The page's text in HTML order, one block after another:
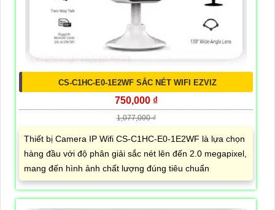
CS-C1HC-E0-1E2WF SẮC NÉT WIFI EZVIZ
750,000 ₫
1,077,000 ₫
Thiết bị Camera IP Wifi CS-C1HC-E0-1E2WF là lựa chọn
hàng đầu với độ phân giải sắc nét lên đến 2.0 megapixel,
mang đến hình ảnh chất lượng đúng tiêu chuẩn